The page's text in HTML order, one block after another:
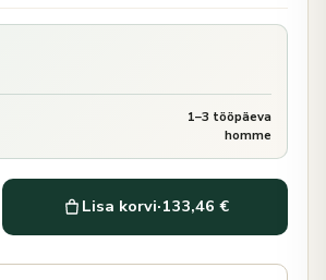
1–3 tööpäeva
homme
Lisa korvi·133,46 €